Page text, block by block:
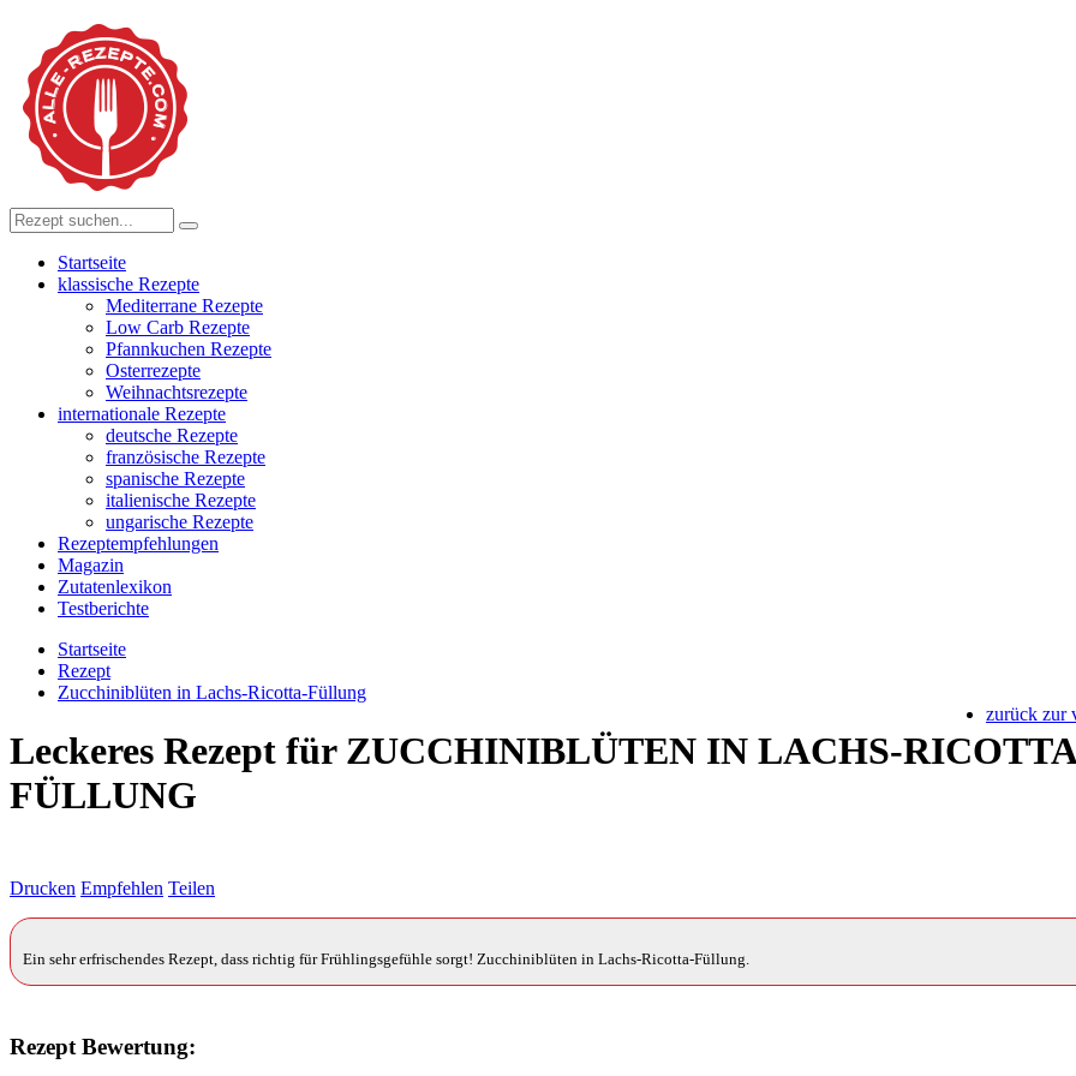
Startseite
klassische Rezepte
Mediterrane Rezepte
Low Carb Rezepte
Pfannkuchen Rezepte
Osterrezepte
Weihnachtsrezepte
internationale Rezepte
deutsche Rezepte
französische Rezepte
spanische Rezepte
italienische Rezepte
ungarische Rezepte
Rezeptempfehlungen
Magazin
Zutatenlexikon
Testberichte
Startseite
Rezept
Zucchiniblüten in Lachs-Ricotta-Füllung
zurück zur
Leckeres Rezept für ZUCCHINIBLÜTEN IN LACHS-
FÜLLUNG
Drucken Empfehlen Teilen
Ein sehr erfrischendes Rezept, dass richtig für Frühlingsgefühle sorgt! Zucchiniblüten in Lachs-Ricotta-Füllung.
Rezept Bewertung: